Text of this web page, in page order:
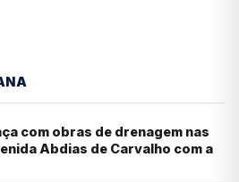
com obras de drenagem nas
Abdias de Carvalho com a